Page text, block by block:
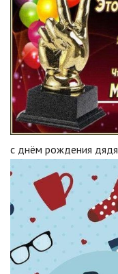
с днём рождения дядя